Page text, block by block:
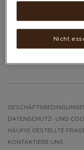
DATENSCHUTZ- UND
HÄUFIG GESTELLTE
KONTAKTIERE UNS
Nicht